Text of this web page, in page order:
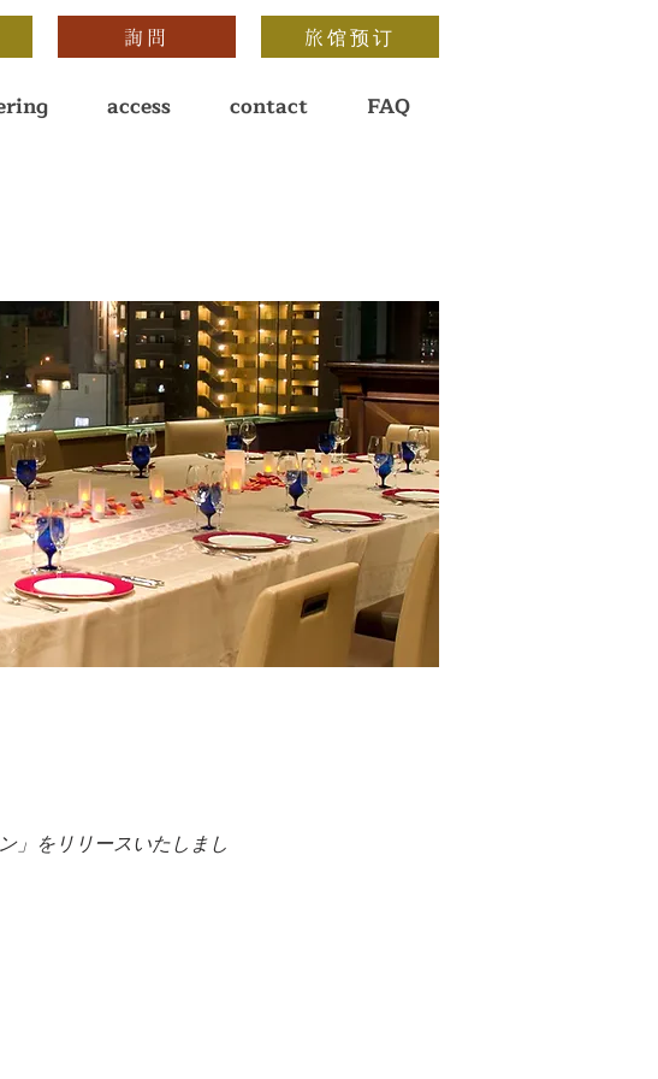
詢問 旅馆预订
access contact FAQ
」をリリースいたしまし